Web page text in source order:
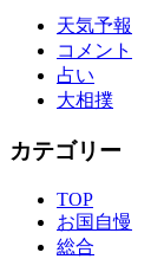
天気予報
コメント
占い
大相撲
カテゴリー
TOP
お国自慢
総合